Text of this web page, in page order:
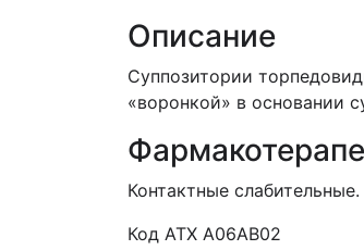
Описание
Суппозитории
«воронкой» в основании
Контактные
Код АТХ A06AB02